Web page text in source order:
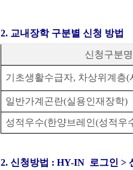
2. 교내장학 구분별 신청 방법
신청구분
기초생활수급자, 차상위계층(
일반가계곤란(실용인재장학)
성적우수(한양브레인(성적우
2. 신청방법 : HY-IN 로그인 >